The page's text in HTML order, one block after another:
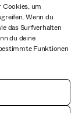
Cookies, um
Wenn du
das Surfverhalten
du deine
Funktionen